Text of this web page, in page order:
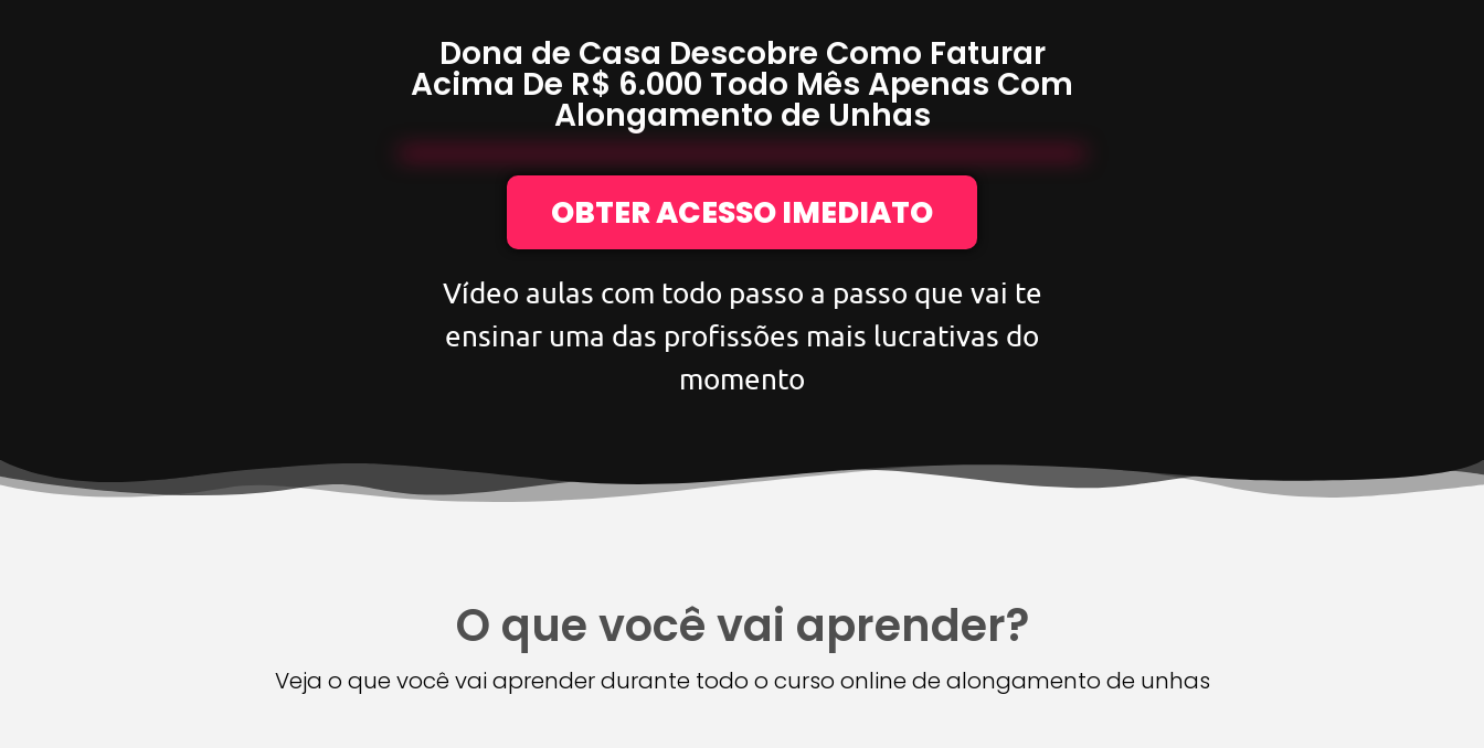
Dona de Casa Descobre Como Faturar
Acima De R$ 6.000 Todo Mês Apenas Com
Alongamento de Unhas
OBTER ACESSO IMEDIATO
Vídeo aulas com todo passo a passo que vai te
ensinar uma das profissões mais lucrativas do
momento
O que você vai aprender?
Veja o que você vai aprender durante todo o curso online de alongamento de unhas